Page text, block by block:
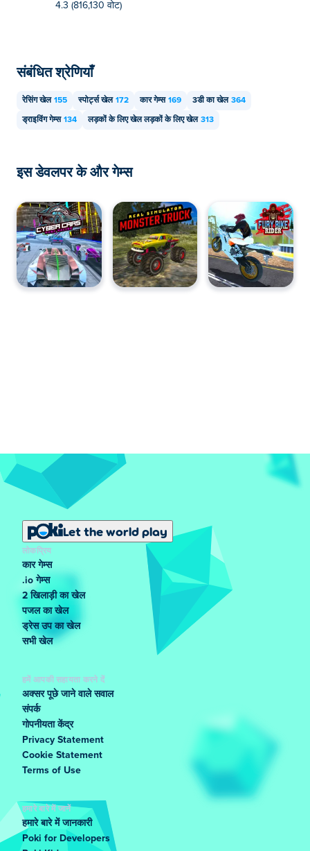
4.3 (816,130 वोट)
संबंधित श्रेणियाँ
रेसिंग खेल 155 स्पोर्ट्स खेल 172 कार गेम्स 169 3डी का खेल 364
ड्राइविंग गेम्स 134 लड़कों के लिए खेल लड़कों के लिए खेल 313
इस डेवलपर के और गेम्स
Let the world play
लोकप्रिय
कार गेम्स
.io गेम्स
2 खिलाड़ी का खेल
पजल का खेल
ड्रेस उप का खेल
सभी खेल
हमें आपकी सहायता करने दें
अक्सर पूछे जाने वाले सवाल
संपर्क
गोपनीयता केंद्र
Privacy Statement
Cookie Statement
Terms of Use
हमारे बारे में जानें
हमारे बारे में जानकारी
Poki for Developers